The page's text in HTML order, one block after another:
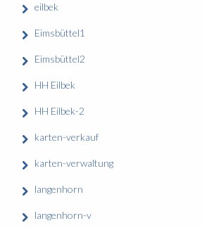
eilbek
Eimsbüttel1
Eimsbüttel2
HH Eilbek
HH Eilbek-2
karten-verkauf
karten-verwaltung
langenhorn
langenhorn-v